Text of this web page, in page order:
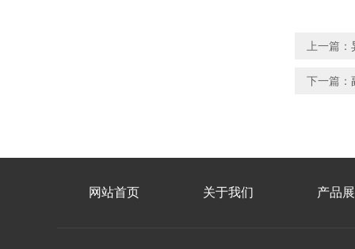
上一篇：
下一篇：
网站首页 关于我们 产品